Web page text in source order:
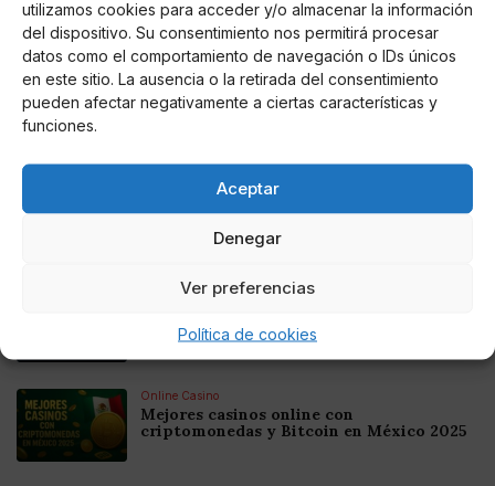
utilizamos cookies para acceder y/o almacenar la información
del dispositivo. Su consentimiento nos permitirá procesar
datos como el comportamiento de navegación o IDs únicos
en este sitio. La ausencia o la retirada del consentimiento
pueden afectar negativamente a ciertas características y
funciones.
Aceptar
Denegar
Ver preferencias
Política de cookies
AUTOR
Miguel Doncel
Noticias relacionadas
Online Casino
Mejores Cripto Casinos Online en
Colombia 2025: Bitcoin Casinos
Online Casino
Criptomonedas en Argentina 2025
Online Casino
Mejores casinos online con
criptomonedas y Bitcoin en México 2025